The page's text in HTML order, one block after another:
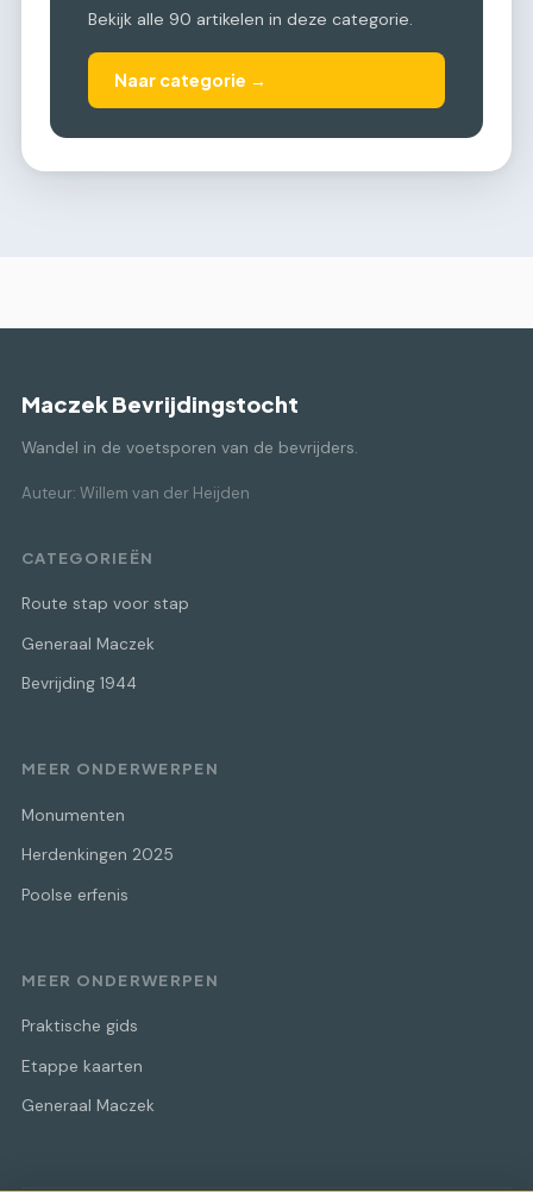
Bekijk alle 90 artikelen in deze categorie.
Naar categorie →
Maczek Bevrijdingstocht
Wandel in de voetsporen van de bevrijders.
Auteur: Willem van der Heijden
CATEGORIEËN
Route stap voor stap
Generaal Maczek
Bevrijding 1944
MEER ONDERWERPEN
Monumenten
Herdenkingen 2025
Poolse erfenis
MEER ONDERWERPEN
Praktische gids
Etappe kaarten
Generaal Maczek